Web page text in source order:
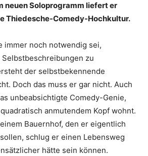
neuen Soloprogramm liefert er
Thiedesche-Comedy-Hochkultur.
immer noch notwendig sei,
Selbstbeschreibungen zu
der selbstbekennende
Doch das muss er gar nicht. Auch
unbeabsichtigte Comedy-Genie,
anmutendem Kopf wohnt.
Bauernhof, den er eigentlich
schlug er einen Lebensweg
hätte sein können.